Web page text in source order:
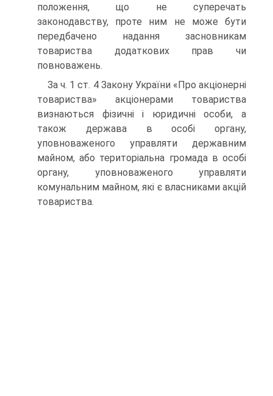
положення, що не суперечать
законодавству, проте ним не може бути
передбачено надання засновникам
товариства додаткових прав чи
повноважень.
За ч. 1 ст. 4 Закону України «Про акціонерні
товарист­ва» акціонерами товариства
визнаються фізичні і юридичні особи, а
також держава в особі органу,
уповноваженого управляти державним
майном, або територіальна громада в особі
органу, уповноваженого управляти
комунальним май­ном, які є власниками акцій
товариства.